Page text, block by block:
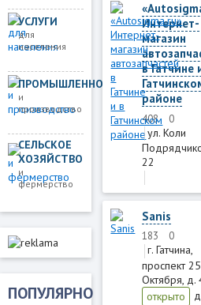
УСЛУГИ
для
населения
ПРОМЫШЛЕННОСТЬ
и
производство
СЕЛЬСКОЕ
ХОЗЯЙСТВО
и
фермерство
ПОПУЛЯРНО
Интернет-
магазин
в Гатчине
районе
408 0
ул. Коли
22
Sanis
183 0
г. Гатчина,
проспект 25
Октября, д.
открыто